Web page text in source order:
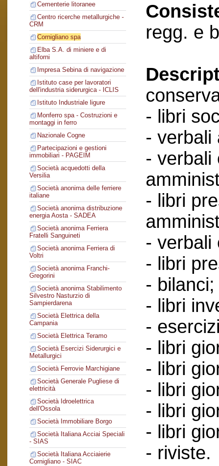
Cementerie litoranee
Centro ricerche metallurgiche -
CRM
Cornigliano spa
Elba S.A. di miniere e di
altiforni
Impresa Sebina di navigazione
Istituto case per lavoratori
dell'industria siderurgica - ICLIS
Istituto Industriale ligure
Monferro spa - Costruzioni e
montaggi in ferro
Nazionale Cogne
Partecipazioni e gestioni
immobiliari - PAGEIM
Società acquedotti della
Versilia
Società anonima delle ferriere
italiane
Società anonima distribuzione
energia Aosta - SADEA
Società anonima Ferriera
Fratelli Sanguineti
Società anonima Ferriera di
Voltri
Società anonima Franchi-
Gregorini
Società anonima Stabilimento
Silvestro Nasturzio di
Sampierdarena
Società Elettrica della
Campania
Società Elettrica Teramo
Società Esercizi Siderurgici e
Metallurgici
Società Ferrovie Marchigiane
Società Generale Pugliese di
elettricità
Società Idroelettrica
dell'Ossola
Società Immobiliare Borgo
Società Italiana Acciai Speciali
- SIAS
Società Italiana Acciaierie
Cornigliano - SIAC
regg. e
- libri
- verbali
- verbali
- libri
- verbali
- libri
- bilanci;
- libri
-
- libri
- libri
- libri
- libri
- libri
- riviste.